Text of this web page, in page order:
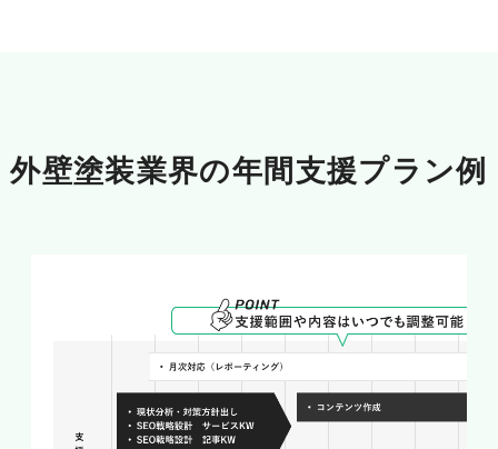
塗装」のように地域を絞り込むほど競合が減り、
上位表示しやすくなります。さらに検索する顧客
ネスの王道戦略です。
外壁塗装業界の年間支援プラン例